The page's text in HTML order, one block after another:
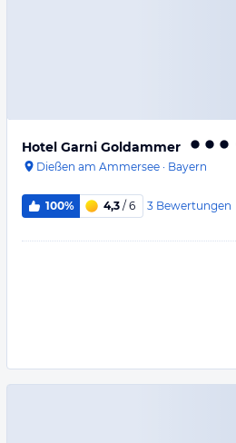
Hotel Garni Goldammer
Dießen am Ammersee · Bayern
100% 4,3 / 6 3 Bewertungen